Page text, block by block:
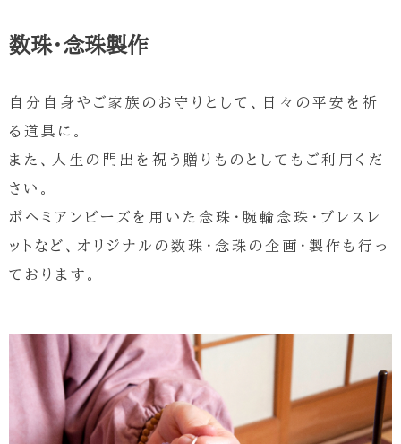
数珠・念珠製作
自分自身やご家族のお守りとして、日々の平安を祈
る道具に。
また、人生の門出を祝う贈りものとしてもご利用くだ
さい。
ボヘミアンビーズを用いた念珠・腕輪念珠・ブレスレ
ットなど、オリジナルの数珠・念珠の企画・製作も行っ
ております。